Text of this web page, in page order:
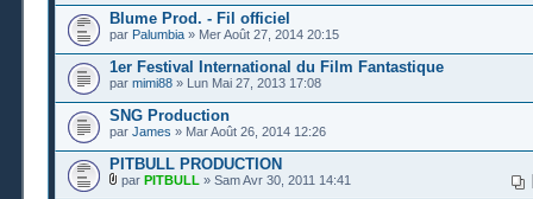
Blume Prod. - Fil officiel
par Palumbia » Mer Août 27, 2014 20:15
1er Festival International du Film Fantastique
par mimi88 » Lun Mai 27, 2013 17:08
SNG Production
par James » Mar Août 26, 2014 12:26
PITBULL PRODUCTION
par PITBULL » Sam Avr 30, 2011 14:41